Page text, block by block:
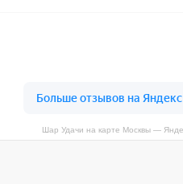
Шар Удачи на карте Москвы —